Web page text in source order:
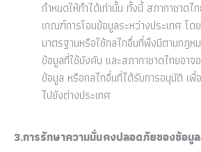
กำหนดให้ทำได้เท่านั้น ทั้งนี้ สภากาชาดไ
เกณฑ์การโอนข้อมูลระหว่างประเทศ โ
มาตรฐานหรือใช้กลไกอื่นที่พึงมีตามกฎห
ข้อมูลที่ใช้บังคับ และสภากาชาดไทยอา
ข้อมูล หรือกลไกอื่นที่ได้รับการอนุมัติ เ
ไปยังต่างประเทศ
3.การรักษาความมั่นคงปลอดภัยของข้อมู